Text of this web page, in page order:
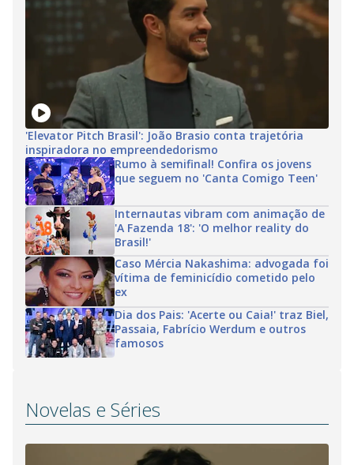
'Elevator Pitch Brasil': João Brasio conta trajetória
inspiradora no empreendedorismo
Rumo à semifinal! Confira os jovens
que seguem no 'Canta Comigo Teen'
Internautas vibram com animação de
'A Fazenda 18': 'O melhor reality do
Brasil!'
Caso Mércia Nakashima: advogada foi
vítima de feminicídio cometido pelo
ex
Dia dos Pais: 'Acerte ou Caia!' traz Biel,
Passaia, Fabrício Werdum e outros
famosos
Novelas e Séries